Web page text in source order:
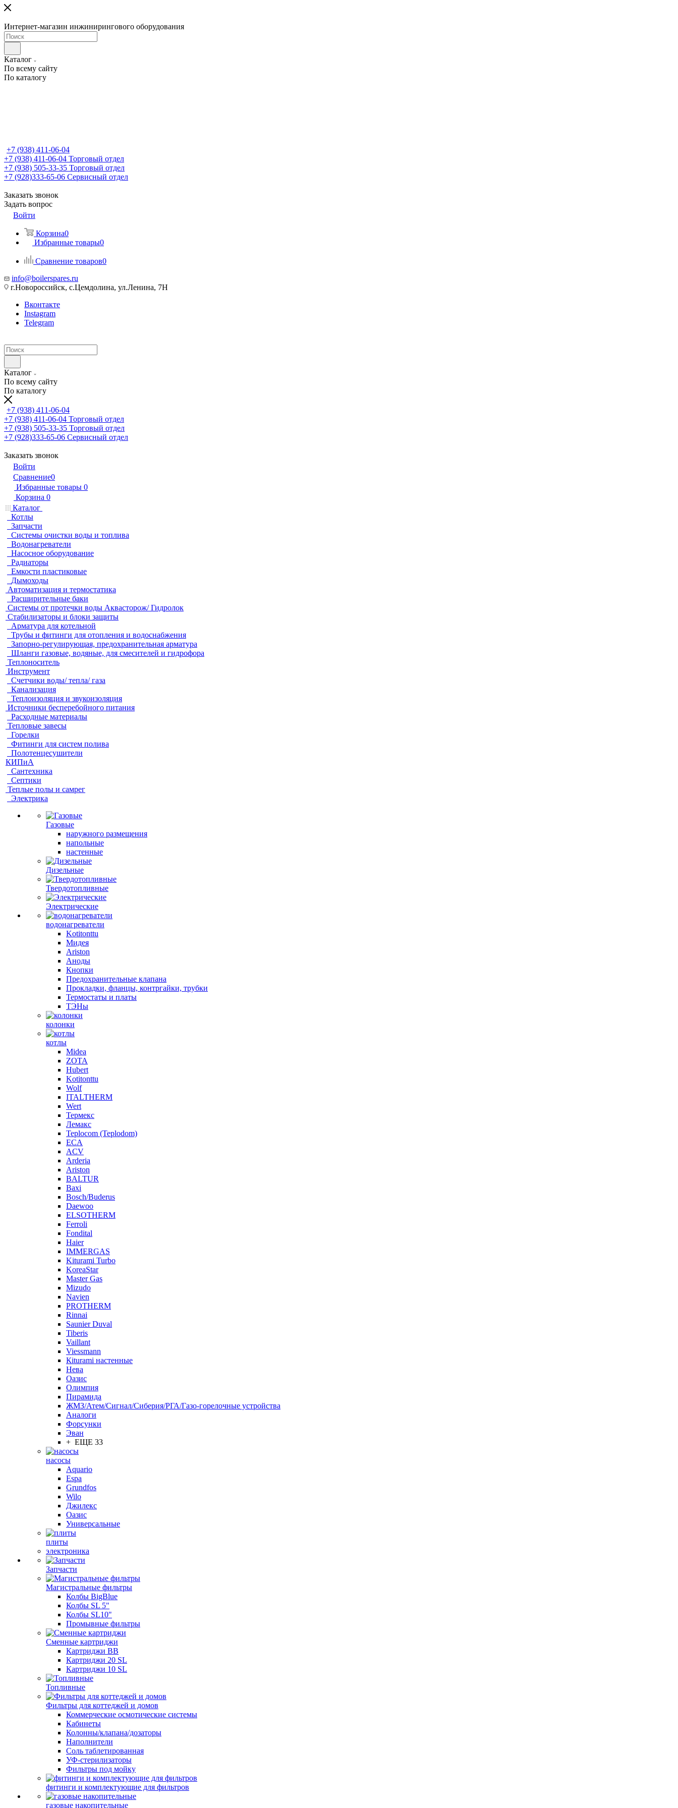
Интернет-магазин инжинирингового оборудования
Каталог
По всему сайту
По каталогу
+7 (938) 411-06-04
+7 (938) 411-06-04 Торговый отдел
+7 (938) 505-33-35 Торговый отдел
+7 (928)333-65-06 Сервисный отдел
Заказать звонок
Задать вопрос
Войти
Корзина0
Избранные товары0
Сравнение товаров0
info@boilerspares.ru
г.Новороссийск, с.Цемдолина, ул.Ленина, 7Н
Вконтакте
Instagram
Telegram
Каталог
По всему сайту
По каталогу
+7 (938) 411-06-04
+7 (938) 411-06-04 Торговый отдел
+7 (938) 505-33-35 Торговый отдел
+7 (928)333-65-06 Сервисный отдел
Заказать звонок
Войти
Сравнение0
Избранные товары 0
Корзина 0
Каталог
Котлы
Запчасти
Системы очистки воды и топлива
Водонагреватели
Насосное оборудование
Радиаторы
Емкости пластиковые
Дымоходы
Автоматизация и термостатика
Расширительные баки
Системы от протечки воды Аквасторож/ Гидролок
Стабилизаторы и блоки защиты
Арматура для котельной
Трубы и фитинги для отопления и водоснабжения
Запорно-регулирующая, предохранительная арматура
Шланги газовые, водяные, для смесителей и гидрофора
Теплоноситель
Инструмент
Счетчики воды/ тепла/ газа
Канализация
Теплоизоляция и звукоизоляция
Источники бесперебойного питания
Расходные материалы
Тепловые завесы
Горелки
Фитинги для систем полива
Полотенцесушители
КИПиА
Сантехника
Септики
Теплые полы и самрег
Электрика
Газовые
наружного размещения
напольные
настенные
Дизельные
Твердотопливные
Электрические
водонагреватели
Kotitonttu
Мидея
Ariston
Аноды
Кнопки
Предохранительные клапана
Прокладки, фланцы, контргайки, трубки
Термостаты и платы
ТЭНы
колонки
котлы
Midea
ZOTA
Hubert
Kotitonttu
Wolf
ITALTHERM
Wert
Термекс
Лемакс
Teplocom (Teplodom)
ECA
ACV
Arderia
Ariston
BALTUR
Baxi
Bosch/Buderus
Daewoo
ELSOTHERM
Ferroli
Fondital
Haier
IMMERGAS
Kiturami Turbo
KoreaStar
Master Gas
Mizudo
Navien
PROTHERM
Rinnai
Saunier Duval
Tiberis
Vaillant
Viessmann
Кiturami настенные
Нева
Оазис
Олимпия
Пирамида
ЖМЗ/Атем/Сигнал/Сиберия/РГА/Газо-горелочные устройства
Aналоги
Форсунки
Эван
+ ЕЩЕ 33
насосы
Aquario
Espa
Grundfos
Wilo
Джилекс
Оазис
Универсальные
плиты
электроника
Запчасти
Магистральные фильтры
Колбы BigBlue
Колбы SL 5"
Колбы SL10"
Промывные фильтры
Сменные картриджи
Картриджи BB
Картриджи 20 SL
Картриджи 10 SL
Топливные
Фильтры для коттеджей и домов
Коммерческие осмотические системы
Кабинеты
Колонны/клапана/дозаторы
Наполнители
Соль таблетированная
УФ-стерилизаторы
Фильтры под мойку
фитинги и комплектующие для фильтров
газовые накопительные